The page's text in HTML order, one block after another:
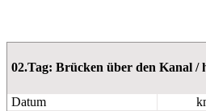
02.Tag: Brücken über den Kanal
Datum